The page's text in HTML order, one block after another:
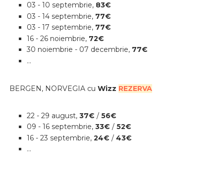
03 - 10 septembrie,83€
03 - 14 septembrie,77€
03 - 17 septembrie,77€
16 - 26 noiembrie,72€
30 noiembrie - 07 decembrie,77€
...
BERGEN, NORVEGIA cu Wizz REZERVA
22 - 29 august,37€ /56€
09 - 16 septembrie,33€ /52€
16 - 23 septembrie,24€ /43€
...